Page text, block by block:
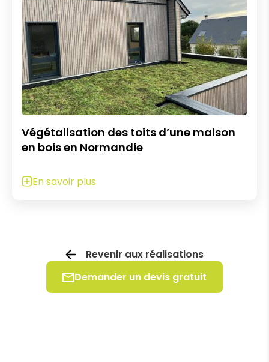
Végétalisation des toits d’une maison
en bois en Normandie
En savoir plus
Revenir aux réalisations
Demander un devis gratuit